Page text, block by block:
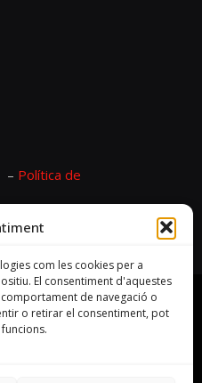
com les cookies per a
El consentiment d'aquestes
de navegació o
o retirar el consentiment, pot
– Política de